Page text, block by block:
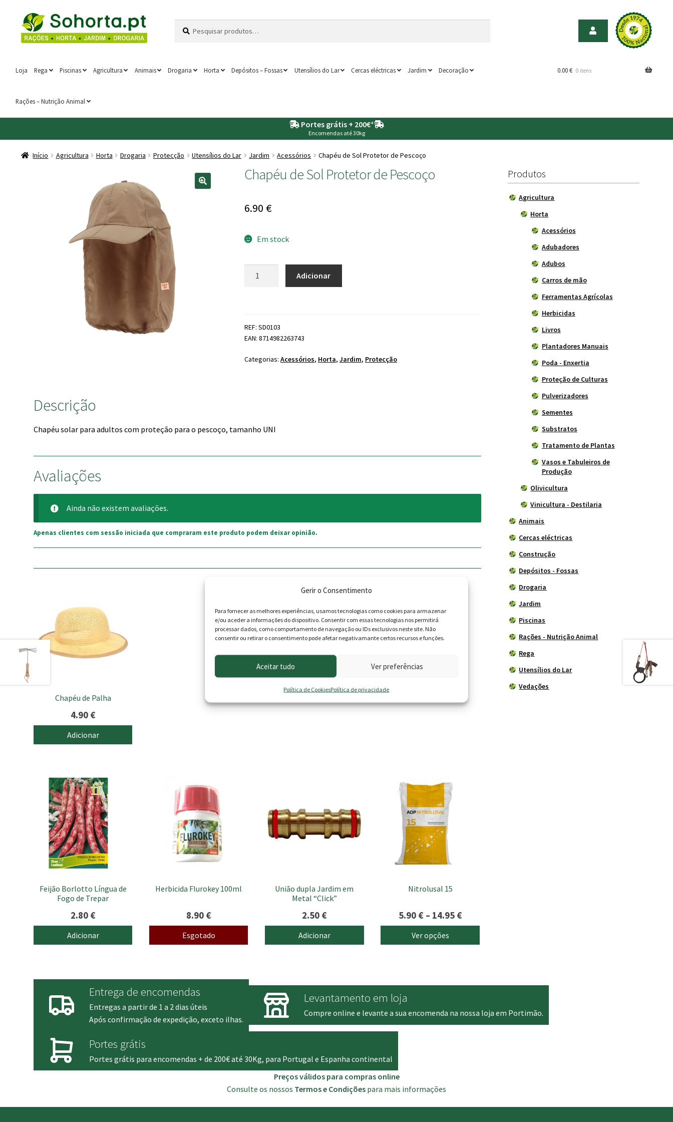
Gerir o Consentimento
Para fornecer as melhores experiências, usamos tecnologias como cookies para armazenar
e/ou aceder a informações do dispositivo. Consentir com essas tecnologias nos permitirá
processar dados, como comportamento de navegação ou IDs exclusivos neste site. Não
consentir ou retirar o consentimento pode afetar negativamante certos recursos e funções.
Aceitar tudo Ver preferências
Política de CookiesPolítica de privacidade
Ir
para
a
Saltar
para
o
por:
Loja Rega Piscinas Agricultura Animais Drogaria Horta Depósitos – Fossas Utensílios do Lar Cercas eléctricas Jardim Decoração
Rações – Nutrição Animal
0.00€ 0 itens
Portes grátis + 200€*
Encomendas até 30kg
Início Agricultura Horta Drogaria Protecção Utensílios do Lar Jardim Acessórios Chapéu de Sol Protetor de Pescoço
Chapéu de Sol Protetor de Pescoço
6.90 €
Em stock
Protetor
Pescoço
Adicionar
REF: SD0103
EAN: 8714982263743
Categorias: Acessórios, Horta, Jardim, Protecção
Descrição
Chapéu solar para adultos com proteção para o pescoço, tamanho UNI
Avaliações
Ainda não existem avaliações.
Apenas clientes com sessão iniciada que compraram este produto podem deixar opinião.
Chapéu de Palha
4.90 €
Adicionar
Feijão Borlotto Língua de
Fogo de Trepar
2.80 €
Adicionar
Herbicida Flurokey 100ml
8.90 €
Esgotado
União dupla Jardim em
Metal “Click”
2.50 €
Adicionar
Nitrolusal 15
5.90 € – 14.95 €Price
range:
5.90 €
Ver opções
product
multiple
options
product
Produtos
Agricultura
Horta
Acessórios
Adubadores
Adubos
Carros de mão
Ferramentas Agrícolas
Herbicidas
Livros
Plantadores Manuais
Poda - Enxertia
Proteção de Culturas
Pulverizadores
Sementes
Substratos
Tratamento de Plantas
Vasos e Tabuleiros de
Produção
Olivicultura
Vinicultura - Destilaria
Animais
Cercas eléctricas
Construção
Depósitos - Fossas
Drogaria
Jardim
Piscinas
Rações - Nutrição Animal
Rega
Utensílios do Lar
Vedações
Entrega de encomendas
Entregas a partir de 1 a 2 dias úteis
Após confirmação de expedição, exceto ilhas.
Levantamento em loja
Compre online e levante a sua encomenda na nossa loja em Portimão.
Portes grátis
Portes grátis para encomendas + de 200€ até 30Kg, para Portugal e Espanha continental
Preços válidos para compras online
Consulte os nossos Termos e Condições para mais informações